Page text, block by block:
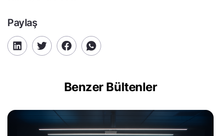
Paylaş
Benzer Bültenler